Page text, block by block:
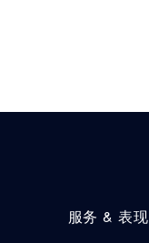
服务 & 表现